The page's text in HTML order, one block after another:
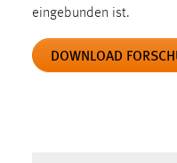
eingebunden ist.
DOWNLOAD
unsere Besucher
Matomo